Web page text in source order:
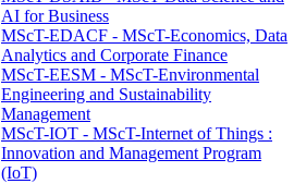
AI for Business
MScT-EDACF - MScT-Economics, Data
Analytics and Corporate Finance
MScT-EESM - MScT-Environmental
Engineering and Sustainability
Management
MScT-IOT - MScT-Internet of Things :
Innovation and Management Program
(IoT)